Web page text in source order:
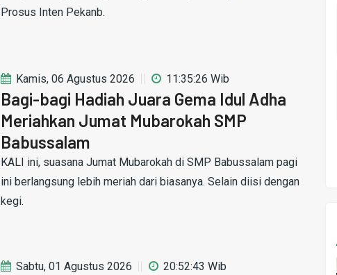
Prosus Inten Pekanb.
Kamis, 06 Agustus 2026 11:35:26 Wib
Bagi-bagi Hadiah Juara Gema Idul Adha
Meriahkan Jumat Mubarokah SMP
Babussalam
KALI ini, suasana Jumat Mubarokah di SMP Babussalam pagi
ini berlangsung lebih meriah dari biasanya. Selain diisi dengan
kegi.
Sabtu, 01 Agustus 2026 20:52:43 Wib